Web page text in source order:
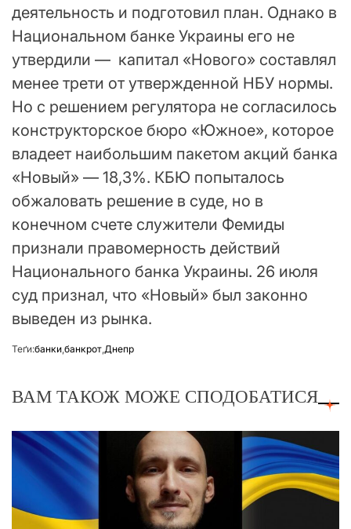
деятельность и подготовил план. Однако в
Национальном банке Украины его не
утвердили — капитал «Нового» составлял
менее трети от утвержденной НБУ нормы.
Но с решением регулятора не согласилось
конструкторское бюро «Южное», которое
владеет наибольшим пакетом акций банка
«Новый» — 18,3%. КБЮ попыталось
обжаловать решение в суде, но в
конечном счете служители Фемиды
признали правомерность действий
Национального банка Украины. 26 июля
суд признал, что «Новый» был законно
выведен из рынка.
Теґи:банки,банкрот,Днепр
ВАМ ТАКОЖ МОЖЕ СПОДОБАТИСЯ